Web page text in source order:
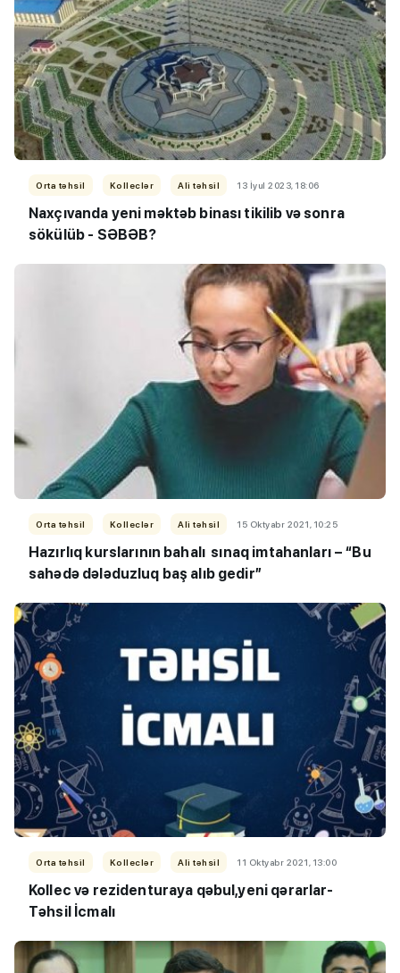
Orta təhsil Kolleclər Ali təhsil 13 İyul 2023, 18:06
Naxçıvanda yeni məktəb binası tikilib və sonra
sökülüb - SƏBƏB?
Orta təhsil Kolleclər Ali təhsil 15 Oktyabr 2021, 10:25
Hazırlıq kurslarının bahalı sınaq imtahanları – “Bu
sahədə dələduzluq baş alıb gedir”
Orta təhsil Kolleclər Ali təhsil 11 Oktyabr 2021, 13:00
Kollec və rezidenturaya qəbul,yeni qərarlar-
Təhsil İcmalı